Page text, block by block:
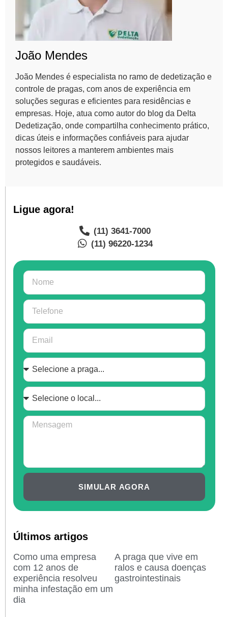
João Mendes
João Mendes é especialista no ramo de dedetização e
controle de pragas, com anos de experiência em
soluções seguras e eficientes para residências e
empresas. Hoje, atua como autor do blog da Delta
Dedetização, onde compartilha conhecimento prático,
dicas úteis e informações confiáveis para ajudar
nossos leitores a manterem ambientes mais
protegidos e saudáveis.
Ligue agora!
(11) 3641-7000
(11) 96220-1234
SIMULAR AGORA
Últimos artigos
Como uma empresa
com 12 anos de
experiência resolveu
minha infestação em um
dia
A praga que vive em
ralos e causa doenças
gastrointestinais